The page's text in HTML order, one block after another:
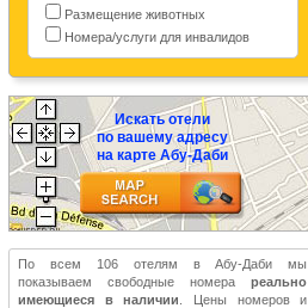
Размещение животных
Номера/услуги для инвалидов
Искать отели
по вашему адресу
на карте Абу-Даби
По всем 106 отелям в Абу-Даби мы
показываем свободные номерареально
имеющиеся в наличии
. Цены номеров и